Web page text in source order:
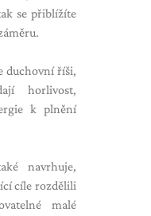
se přiblížíte
duchovní říši,
horlivost,
k plnění
navrhuje,
cíle rozdělili
malé